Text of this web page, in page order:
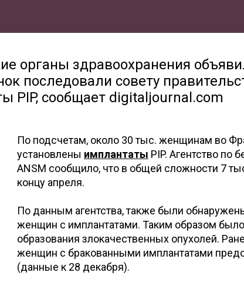
органы здравоохранения
последовали совету
PIP, сообщает digitaljournal.com
По подсчетам, около 30 тыс. женщинам во
установлены имплантаты PIP. Агентство по
ANSM сообщило, что в общей сложности 7
концу апреля.
По данным агентства, также были
женщин с имплантатами. Таким образом
образования злокачественных опухолей.
женщин с бракованными имплантатами
(данные к 28 декабря).